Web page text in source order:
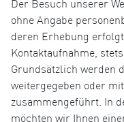
Der Besuch unserer
ohne Angabe
deren Erhebung
Kontaktaufnahme,
Grundsätzlich werden
weitergegeben oder
zusammengeführt. In
möchten wir Ihnen